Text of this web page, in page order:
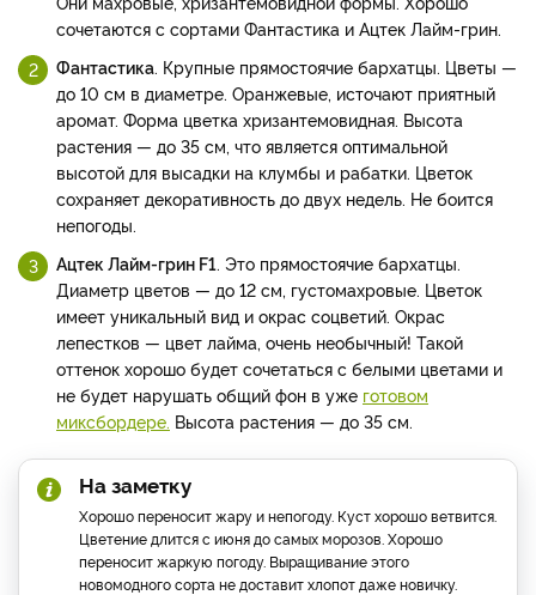
сочетаются с сортами Фантастика и Ацтек Лайм-грин.
Фантастика. Крупные прямостоячие бархатцы. Цветы —
до 10 см в диаметре. Оранжевые, источают приятный
аромат. Форма цветка хризантемовидная. Высота
растения — до 35 см, что является оптимальной
высотой для высадки на клумбы и рабатки. Цветок
сохраняет декоративность до двух недель. Не боится
непогоды.
Ацтек Лайм-грин F1. Это прямостоячие бархатцы.
Диаметр цветов — до 12 см, густомахровые. Цветок
имеет уникальный вид и окрас соцветий. Окрас
лепестков — цвет лайма, очень необычный! Такой
оттенок хорошо будет сочетаться с белыми цветами и
не будет нарушать общий фон в уже готовом
миксбордере. Высота растения — до 35 см.
На заметку
Хорошо переносит жару и непогоду. Куст хорошо ветвится.
Цветение длится с июня до самых морозов. Хорошо
переносит жаркую погоду. Выращивание этого
новомодного сорта не доставит хлопот даже новичку.